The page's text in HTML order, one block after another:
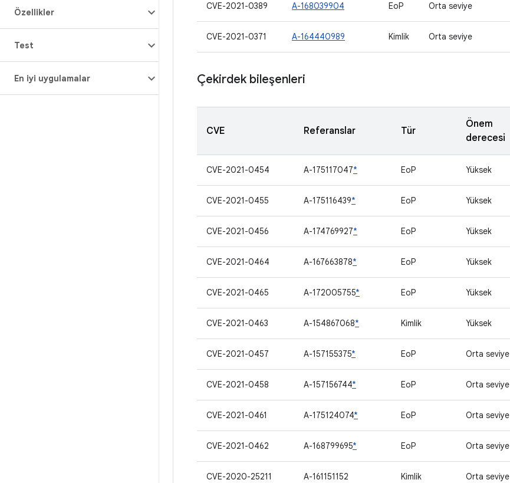
Özellikler
Test
En iyi uygulamalar
CVE-2021-0389 A-168039904 EoP Orta seviye
CVE-2021-0371 A-164440989 Kimlik Orta seviye
Çekirdek bileşenleri
CVE Referanslar Tür
Önem
derecesi
CVE-2021-0454 A-175117047* EoP Yüksek
CVE-2021-0455 A-175116439* EoP Yüksek
CVE-2021-0456 A-174769927* EoP Yüksek
CVE-2021-0464 A-167663878* EoP Yüksek
CVE-2021-0465 A-172005755* EoP Yüksek
CVE-2021-0463 A-154867068* Kimlik Yüksek
CVE-2021-0457 A-157155375* EoP Orta seviye
CVE-2021-0458 A-157156744* EoP Orta seviye
CVE-2021-0461 A-175124074* EoP Orta seviye
CVE-2021-0462 A-168799695* EoP Orta seviye
CVE-2020-25211 A-161151152 Kimlik Orta seviye